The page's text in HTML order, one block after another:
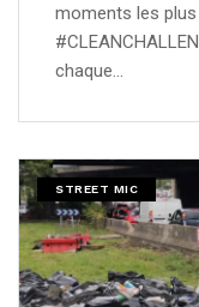
moments les
chaque…
STREET MIC